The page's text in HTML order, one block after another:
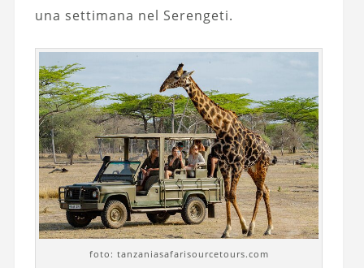
una settimana nel Serengeti.
foto: tanzaniasafarisourcetours.com